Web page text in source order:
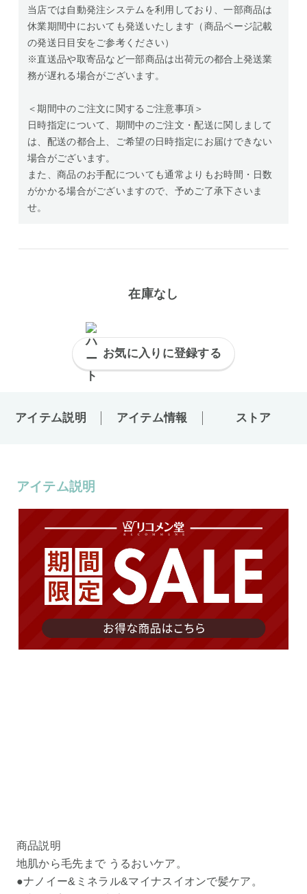
当店では自動発注システムを利用しており、一部商品は
休業期間中においても発送いたします（商品ページ記載
の発送日目安をご参考ください）
※直送品や取寄品など一部商品は出荷元の都合上発送業
務が遅れる場合がございます。
＜期間中のご注文に関するご注意事項＞
日時指定について、期間中のご注文・配送に関しまして
は、配送の都合上、ご希望の日時指定にお届けできない
場合がございます。
また、商品のお手配についても通常よりもお時間・日数
がかかる場合がございますので、予めご了承下さいま
せ。
在庫なし
お気に入りに登録する
アイテム説明 アイテム情報 ストア
アイテム説明
商品説明
地肌から毛先まで うるおいケア。
●ナノイー&ミネラル&マイナスイオンで髪ケア。